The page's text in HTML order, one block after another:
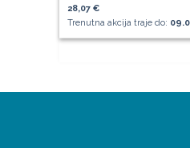
28,07 €
Trenutna akcija traje do: